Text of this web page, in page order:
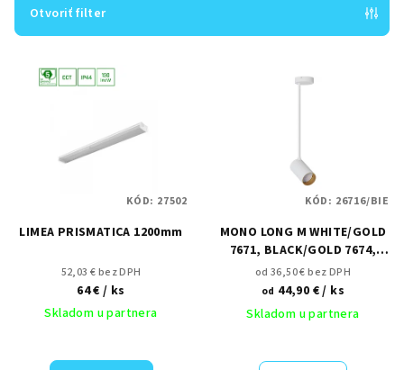
p
Otvoriť filter
LIMEA PRISMATICA 1200mm
52,03 € bez DPH
64 €/ ks
Skladom u partnera
KÓD: 27502
MONO LONG M WHITE/GOLD
7671, BLACK/GOLD 7674,
WHITE 7725, BLACK 7728
od 36,50 € bez DPH
od 44,90 €/ ks
Skladom u partnera
KÓD: 26716/BIE